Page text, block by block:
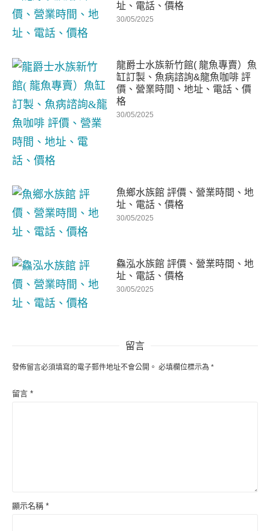
址、電話、價格
30/05/2025
龍爵士水族新竹館( 龍魚專賣）魚
缸訂製、魚病諮詢&龍魚咖啡 評
價、營業時間、地址、電話、價
格
30/05/2025
魚鄉水族館 評價、營業時間、地
址、電話、價格
30/05/2025
鱻泓水族館 評價、營業時間、地
址、電話、價格
30/05/2025
留言
發佈留言必須填寫的電子郵件地址不會公開。 必填欄位標示為 *
留言 *
顯示名稱 *